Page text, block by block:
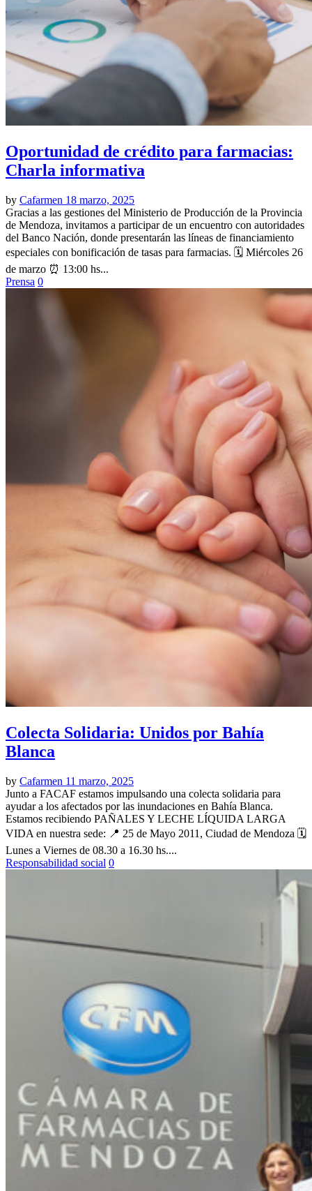
Oportunidad de crédito para farmacias:
Charla informativa
by Cafarmen 18 marzo, 2025
Gracias a las gestiones del Ministerio de Producción de la Provincia
de Mendoza, invitamos a participar de un encuentro con autoridades
del Banco Nación, donde presentarán las líneas de financiamiento
especiales con bonificación de tasas para farmacias. 🗓 Miércoles 26
de marzo ⏰ 13:00 hs...
Prensa 0
Colecta Solidaria: Unidos por Bahía
Blanca
by Cafarmen 11 marzo, 2025
Junto a FACAF estamos impulsando una colecta solidaria para
ayudar a los afectados por las inundaciones en Bahía Blanca.
Estamos recibiendo PAÑALES Y LECHE LÍQUIDA LARGA
VIDA en nuestra sede: 📍 25 de Mayo 2011, Ciudad de Mendoza 🗓️
Lunes a Viernes de 08.30 a 16.30 hs....
Responsabilidad social 0